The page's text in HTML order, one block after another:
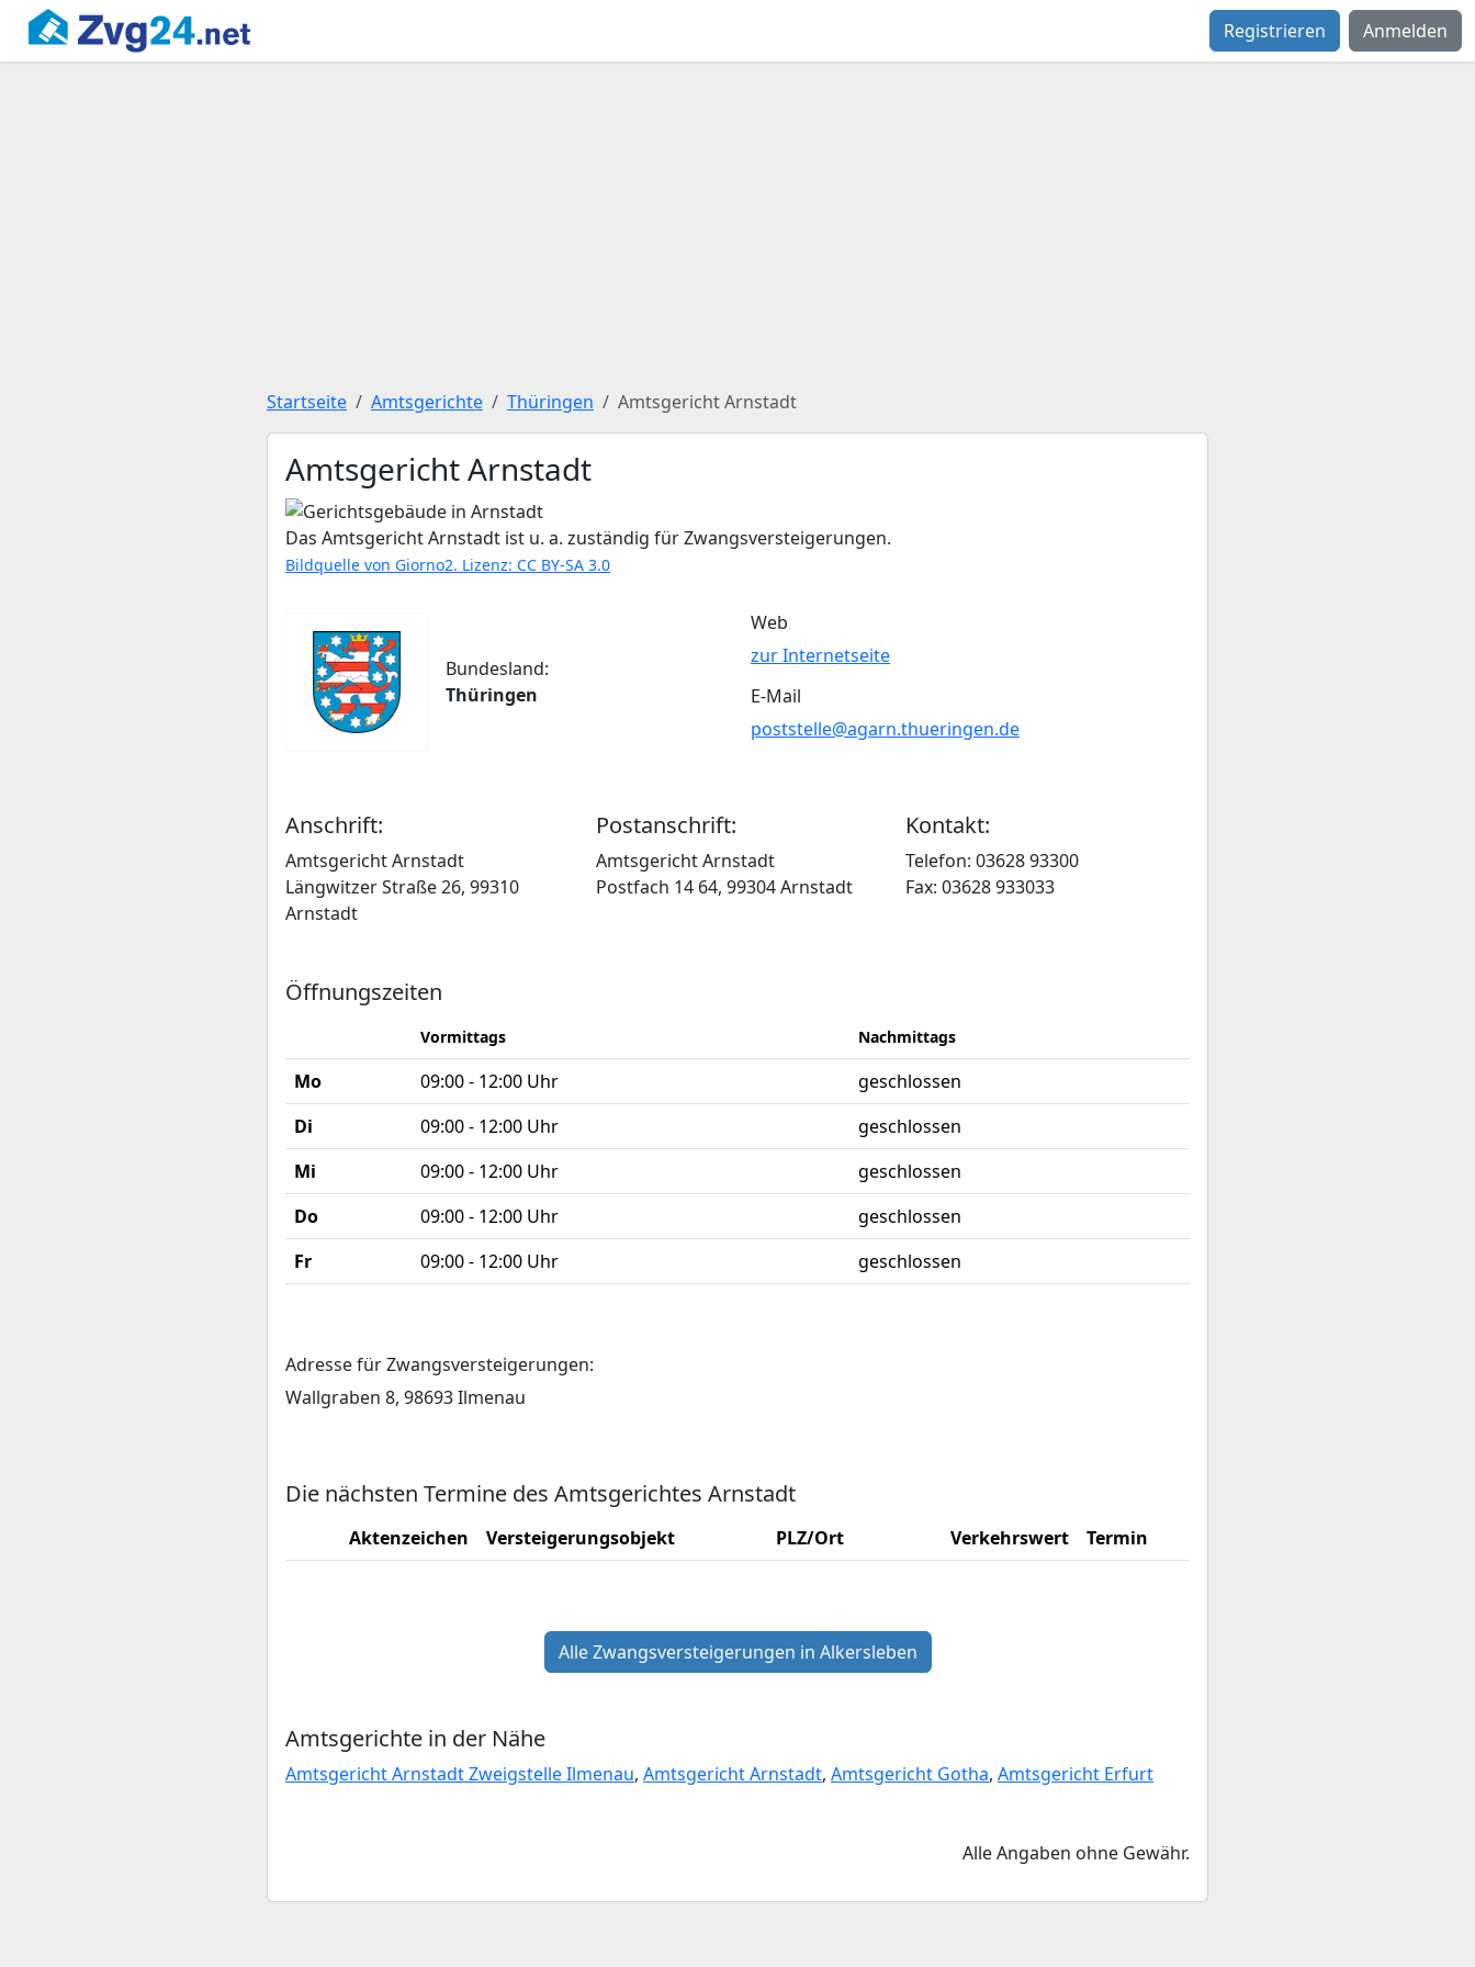
Registrieren Anmelden
Startseite Amtsgerichte Thüringen Amtsgericht Arnstadt
Amtsgericht Arnstadt
Das Amtsgericht Arnstadt ist u. a. zuständig für Zwangsversteigerungen.
Bildquelle von Giorno2. Lizenz: CC BY-SA 3.0
Bundesland:
Thüringen
Web
zur Internetseite
E-Mail
poststelle@agarn.thueringen.de
Anschrift:
Amtsgericht Arnstadt
Längwitzer Straße 26, 99310
Arnstadt
Postanschrift:
Amtsgericht Arnstadt
Postfach 14 64, 99304 Arnstadt
Kontakt:
Telefon: 03628 93300
Fax: 03628 933033
Öffnungszeiten
Vormittags Nachmittags
Mo 09:00 - 12:00 Uhr
geschlossen
Di
09:00 - 12:00 Uhr
geschlossen
Mi
09:00 - 12:00 Uhr
geschlossen
Do
09:00 - 12:00 Uhr
geschlossen
Fr
09:00 - 12:00 Uhr geschlossen
Adresse für Zwangsversteigerungen:
Wallgraben 8, 98693 Ilmenau
Die nächsten Termine des Amtsgerichtes Arnstadt
Aktenzeichen Versteigerungsobjekt PLZ/Ort Verkehrswert Termin
Alle Zwangsversteigerungen in Alkersleben
Amtsgerichte in der Nähe
Amtsgericht Arnstadt Zweigstelle Ilmenau, Amtsgericht Arnstadt, Amtsgericht Gotha, Amtsgericht Erfurt
Alle Angaben ohne Gewähr.